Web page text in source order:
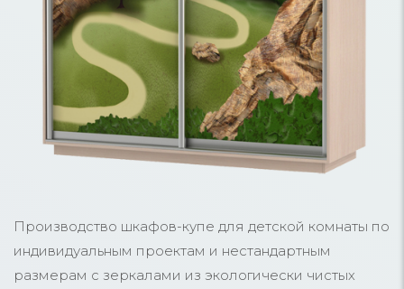
Производство шкафов-купе для детской комнаты по
индивидуальным проектам и нестандартным
размерам с зеркалами из экологически чистых